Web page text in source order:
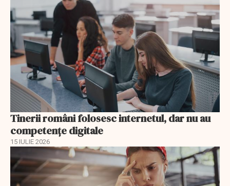
Tinerii români folosesc internetul, dar nu au
competențe digitale
15 IULIE 2026